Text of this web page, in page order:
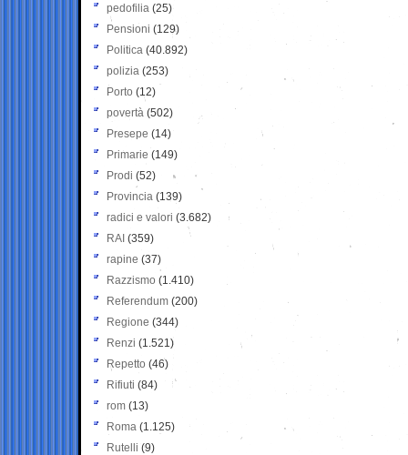
pedofilia (25)
Pensioni (129)
Politica (40.892)
polizia (253)
Porto (12)
povertà (502)
Presepe (14)
Primarie (149)
Prodi (52)
Provincia (139)
radici e valori (3.682)
RAI (359)
rapine (37)
Razzismo (1.410)
Referendum (200)
Regione (344)
Renzi (1.521)
Repetto (46)
Rifiuti (84)
rom (13)
Roma (1.125)
Rutelli (9)